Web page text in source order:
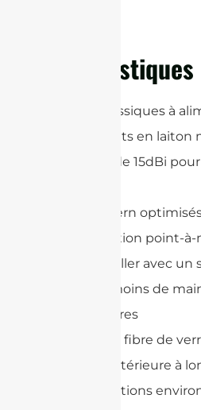
Caractéristiques
Tableaux classiques à
avec éléments en laiton
Haute gain de 15dBi
Gain et pattern
communication point-
Facile à installer avec
robuste et moins de
des accessoires
Radômes en fibre de
utilisation extérieure à
toutes conditions